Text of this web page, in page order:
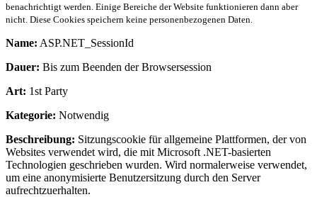
benachrichtigt werden. Einige Bereiche der Website funktionieren dann aber
nicht. Diese Cookies speichern keine personenbezogenen Daten.
Name: ASP.NET_SessionId
Dauer: Bis zum Beenden der Browsersession
Art: 1st Party
Kategorie: Notwendig
Beschreibung: Sitzungscookie für allgemeine Plattformen, der von
Websites verwendet wird, die mit Microsoft .NET-basierten
Technologien geschrieben wurden. Wird normalerweise verwendet,
um eine anonymisierte Benutzersitzung durch den Server
aufrechtzuerhalten.